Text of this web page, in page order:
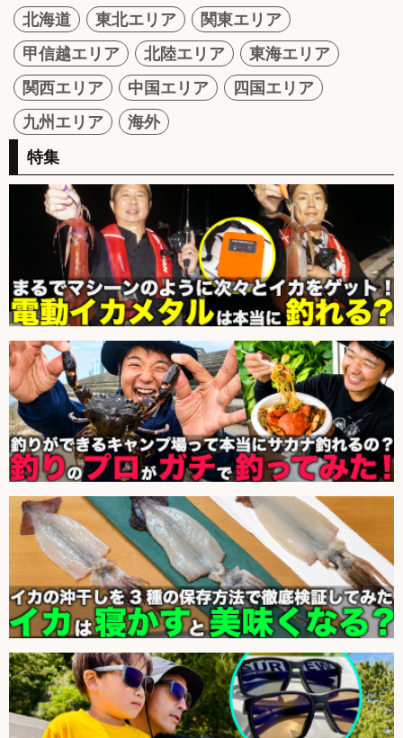
北海道 東北エリア
関東エリア
甲信越エリア
北陸エリア
東海エリア
関西エリア
中国エリア
四国エリア
九州エリア
海外
特集